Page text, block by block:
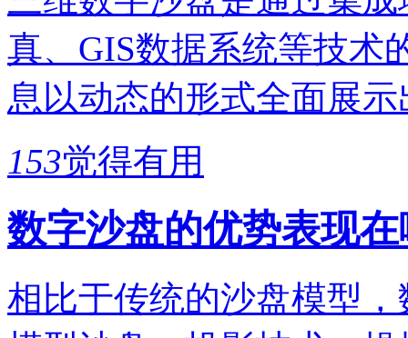
真、GIS数据系统等技术
息以动态的形式全面展示
153觉得有用
数字沙盘的优势表现
相比于传统的沙盘模型